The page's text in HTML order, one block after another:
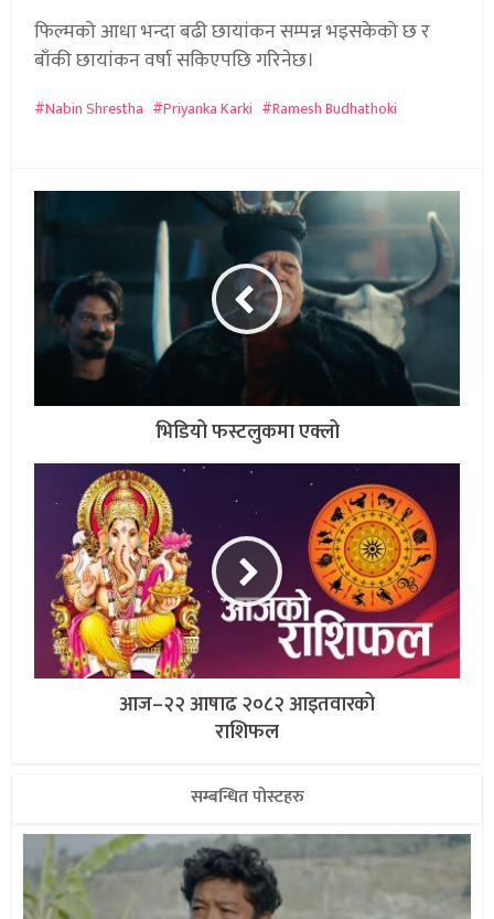
फिल्मको आधा भन्दा बढी छायांकन सम्पन्न भइसकेको छ र
बाँकी छायांकन वर्षा सकिएपछि गरिनेछ।
Nabin Shrestha Priyanka Karki Ramesh Budhathoki
भिडियो फस्टलुकमा एक्लो
आज–२२ आषाढ २०८२ आइतवारको
राशिफल
सम्बन्धित पोस्टहरु